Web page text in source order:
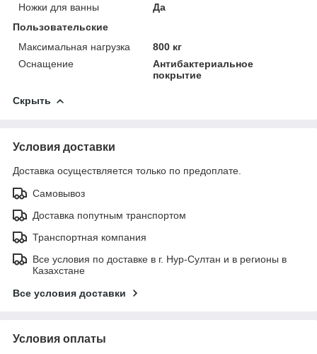
Ножки для ванны
Да
Пользовательские
Максимальная нагрузка
800 кг
Оснащение
Антибактериальное
покрытие
Скрыть
Условия доставки
Доставка осуществляется только по предоплате.
Самовывоз
Доставка попутным транспортом
Транспортная компания
Все условия по доставке в г. Нур-Султан и в регионы в
Казахстане
Все условия доставки
Условия оплаты